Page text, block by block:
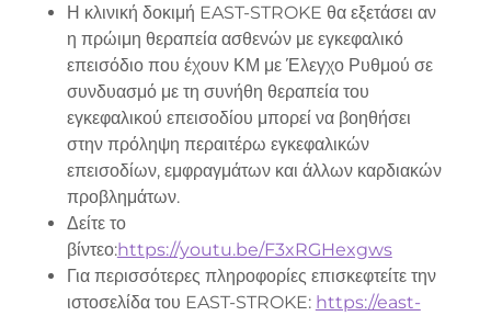
Η κλινική δοκιμή EAST-STROKE θα εξετάσει αν
η πρώιμη θεραπεία ασθενών με εγκεφαλικό
επεισόδιο που έχουν ΚΜ με Έλεγχο Ρυθμού σε
συνδυασμό με τη συνήθη θεραπεία του
εγκεφαλικού επεισοδίου μπορεί να βοηθήσει
στην πρόληψη περαιτέρω εγκεφαλικών
επεισοδίων, εμφραγμάτων και άλλων καρδιακών
προβλημάτων.
Δείτε το
βίντεο:https://youtu.be/F3xRGHexgws
Για περισσότερες πληροφορίες επισκεφτείτε την
ιστοσελίδα του EAST-STROKE: https://east-